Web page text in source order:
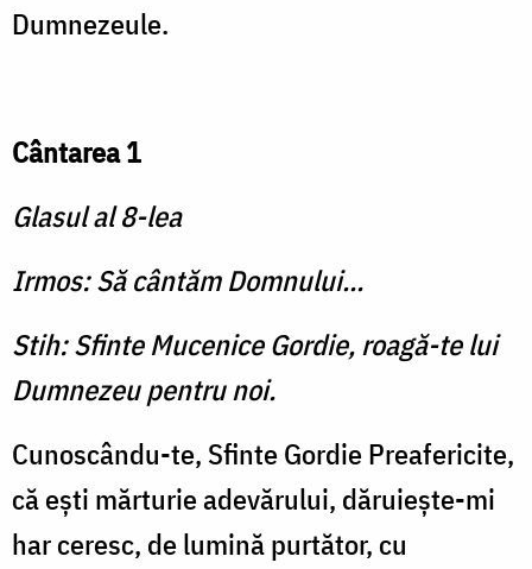
Dumnezeule.
Cântarea 1
Glasul al 8-lea
Irmos: Să cântăm Domnului...
Stih: Sfinte Mucenice Gordie, roagă-te lui
Dumnezeu pentru noi.
Cunoscându-te, Sfinte Gordie Preafericite,
că eşti mărtu­rie adevărului, dăruieşte-mi
har ceresc, de lumină purtător, cu